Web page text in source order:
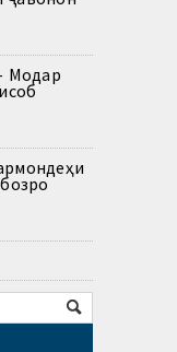
Модар